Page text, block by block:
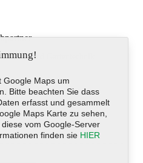
und Gartentechnik
Deutschland
Google Maps um
Bitte beachten Sie dass
erfasst und gesammelt
Maps Karte zu sehen,
vom Google-Server
finden sie HIER